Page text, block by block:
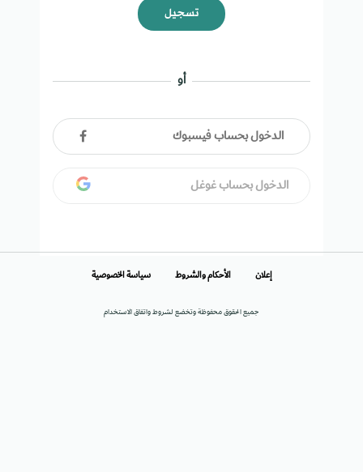
تسجيل
أو
الدخول بحساب فيسبوك
الدخول بحساب غوغل
جميع الحقوق محفوظة وتخضع لشروط واتفاق الاستخدام
إعلان الأحكام والشروط سياسة الخصوصية